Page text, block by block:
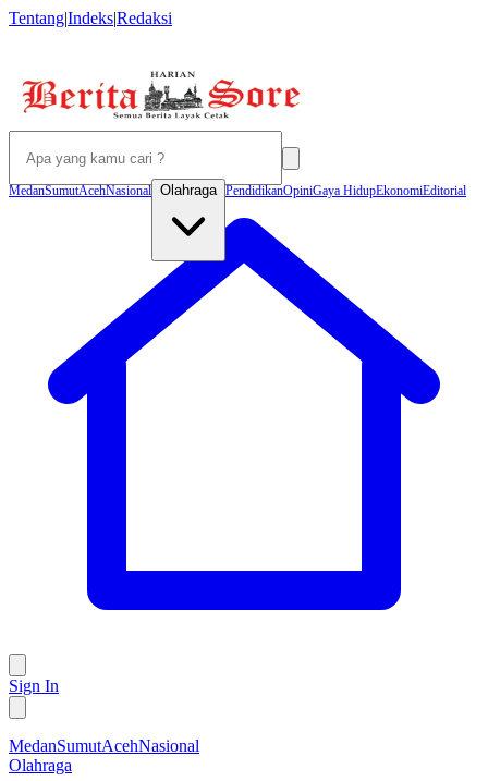
Tentang|Indeks|Redaksi
MedanSumutAcehNasional Olahraga PendidikanOpiniGaya HidupEkonomiEditorial
Sign In
MedanSumutAcehNasional
Olahraga